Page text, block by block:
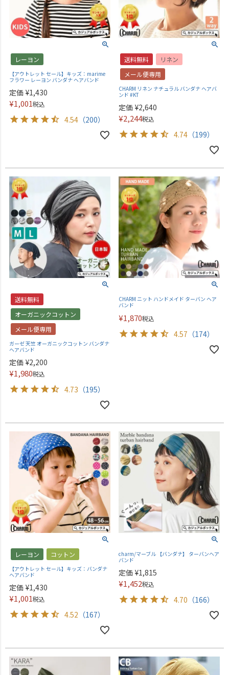
レーヨン
【アウトレット セール】キッズ：marime
フラワー レーヨン バンダナ ヘアバンド
定価 ¥1,430
¥1,001税込
4.54 （200）
送料無料
リネン
メール便専用
CHARM リネン ナチュラル バンダナ ヘアバ
ンド #KT
定価 ¥2,640
¥2,244税込
4.74 （199）
送料無料
オーガニックコットン
メール便専用
ガーゼ 天竺 オーガニックコットン バンダナ
ヘアバンド
定価 ¥2,200
¥1,980税込
4.73 （195）
CHARM ニット ハンドメイド ターバン ヘア
バンド
¥1,870税込
4.57 （174）
レーヨン コットン
【アウトレット セール】キッズ：バンダナ
ヘアバンド
定価 ¥1,430
¥1,001税込
4.52 （167）
charm/マーブル 【バンダナ】 ターバンヘア
バンド
定価 ¥1,815
¥1,452税込
4.70 （166）